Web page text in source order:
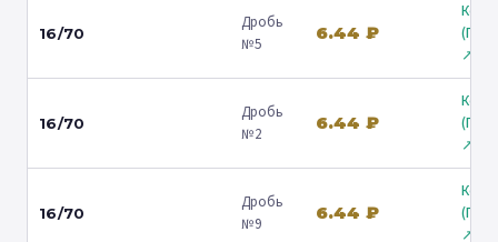
16/70
Дробь
№5
6.44 ₽
↗
16/70
Дробь
№2
6.44 ₽
↗
16/70
Дробь
№9
6.44 ₽
↗